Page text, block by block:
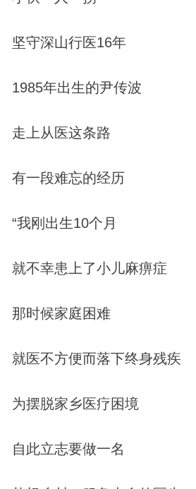
坚守深山行医16年
1985年出生的尹传波
走上从医这条路
有一段难忘的经历
“我刚出生10个月
就不幸患上了小儿麻痹症
那时候家庭困难
就医不方便而落下终身残疾
为摆脱家乡医疗困境
自此立志要做一名